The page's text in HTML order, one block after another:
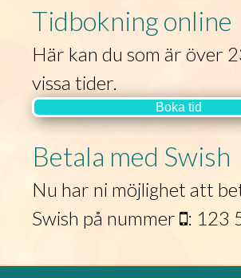
Tidbokning online
Här kan du som är över
vissa tider.
Boka tid
Betala med Swish
Nu har ni möjlighet att
Swish på nummer : 123